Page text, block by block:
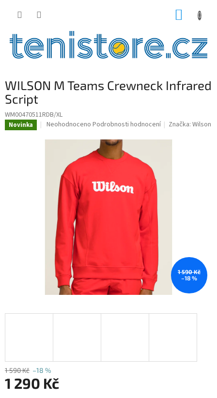
WILSON M Teams Crewneck Infrared
Script
WM00470511RDB/XL
Novinka
Průměrné
produktu
hvězdiček.
Neohodnoceno Podrobnosti hodnocení Značka:Wilson
1 590 Kč
–18 %
1 590 Kč –18 %
1 290 Kč